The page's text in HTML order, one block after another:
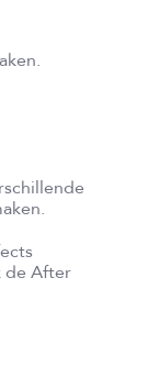
de After